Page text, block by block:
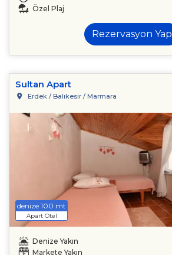
Özel Plaj
Rezervasyon Yap
Sultan Apart
Erdek / Balıkesir / Marmara
denize 100 mt
Apart Otel
Denize Yakın
Markete Yakın